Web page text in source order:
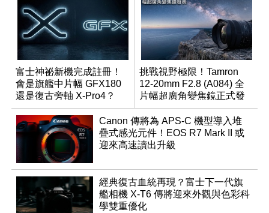
富士神祕新機完成註冊！
會是旗艦中片幅 GFX180
還是復古旁軸 X-Pro4？
挑戰視野極限！Tamron
12-20mm F2.8 (A084) 全
片幅超廣角變焦鏡正式發
表
Canon 傳將為 APS-C 機型導入堆
疊式感光元件！EOS R7 Mark II 或
迎來高速讀出升級
經典復古血統再現？富士下一代旗
艦相機 X-T6 傳將迎來外觀與色彩科
學雙重優化